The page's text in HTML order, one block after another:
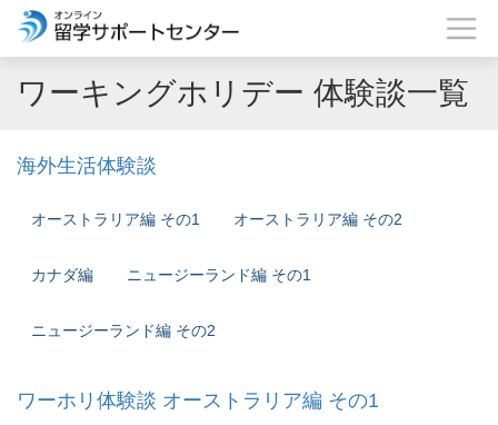
ワーキングホリデー 体験談一覧
海外生活体験談
オーストラリア編 その1 オーストラリア編 その2
カナダ編 ニュージーランド編 その1
ニュージーランド編 その2
ワーホリ体験談 オーストラリア編 その1